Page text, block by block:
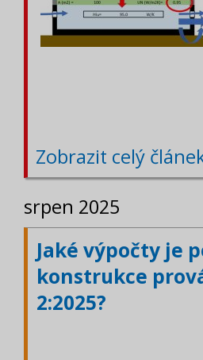
Zobrazit celý
srpen 2025
Jaké výpočty je
konstrukce
2:2025?